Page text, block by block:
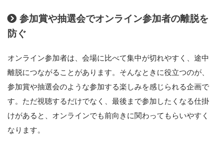
参加賞や抽選会でオンライン参加者の離脱を
防ぐ
オンライン参加者は、会場に比べて集中が切れやすく、途中
離脱につながることがあります。そんなときに役立つのが、
参加賞や抽選会のような参加する楽しみを感じられる企画で
す。ただ視聴するだけでなく、最後まで参加したくなる仕掛
けがあると、オンラインでも前向きに関わってもらいやすく
なります。